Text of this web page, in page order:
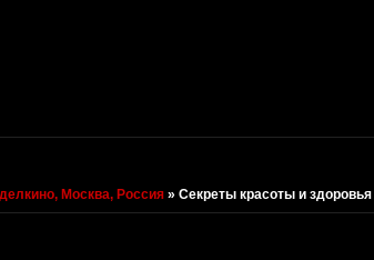
Москва, Россия »Секреты красоты и здоровья